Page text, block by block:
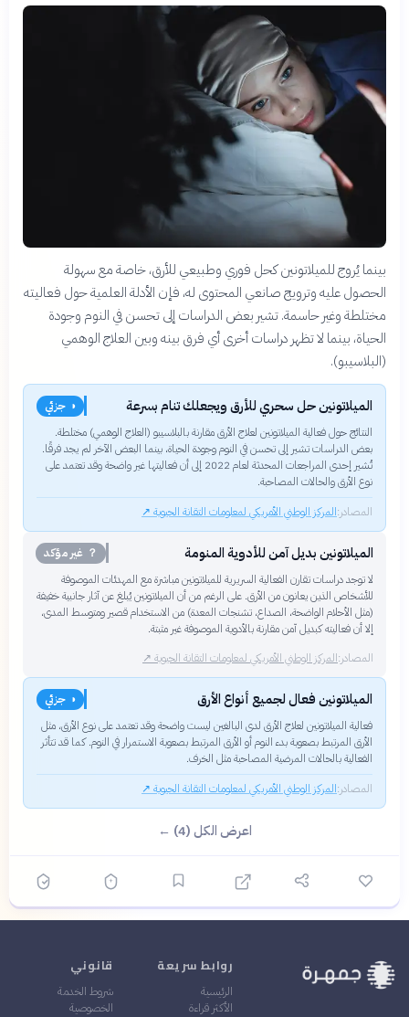
بينما يُروج للميلاتونين كحل فوري وطبيعي للأرق، خاصة مع سهولة
الحصول عليه وترويج صانعي المحتوى له، فإن الأدلة العلمية حول فعاليته
مختلطة وغير حاسمة. تشير بعض الدراسات إلى تحسن في النوم وجودة
الحياة، بينما لا تظهر دراسات أخرى أي فرق بينه وبين العلاج الوهمي
(البلاسيبو).
الميلاتونين حل سحري للأرق ويجعلك تنام بسرعة
◑ جزئي
النتائج حول فعالية الميلاتونين لعلاج الأرق مقارنة بالبلاسيبو (العلاج الوهمي) مختلطة.
بعض الدراسات تشير إلى تحسن في النوم وجودة الحياة، بينما البعض الآخر لم يجد فرقًا.
تُشير إحدى المراجعات المحدثة لعام 2022 إلى أن فعاليتها غير واضحة وقد تعتمد على
نوع الأرق والحالات المصاحبة.
المصادر:المركز الوطني الأمريكي لمعلومات التقانة الحيوية ↗
الميلاتونين بديل آمن للأدوية المنومة
？ غير مؤكد
لا توجد دراسات تقارن الفعالية السريرية للميلاتونين مباشرة مع المهدئات الموصوفة
للأشخاص الذين يعانون من الأرق. على الرغم من أن الميلاتونين يُبلغ عن آثار جانبية خفيفة
(مثل الأحلام الواضحة، الصداع، تشنجات المعدة) من الاستخدام قصير ومتوسط ​​المدى،
إلا أن فعاليته كبديل آمن مقارنة بالأدوية الموصوفة غير مثبتة.
المصادر:المركز الوطني الأمريكي لمعلومات التقانة الحيوية ↗
الميلاتونين فعال لجميع أنواع الأرق
◑ جزئي
فعالية الميلاتونين لعلاج الأرق لدى البالغين ليست واضحة وقد تعتمد على نوع الأرق، مثل
الأرق المرتبط بصعوبة بدء النوم أو الأرق المرتبط بصعوبة الاستمرار في النوم. كما قد تتأثر
الفعالية بالحالات المرضية المصاحبة مثل الخرف.
المصادر:المركز الوطني الأمريكي لمعلومات التقانة الحيوية ↗
اعرض الكل (4) ←
روابط سريعة
الرئيسية
الأكثر قراءة
قانوني
شروط الخدمة
الخصوصية